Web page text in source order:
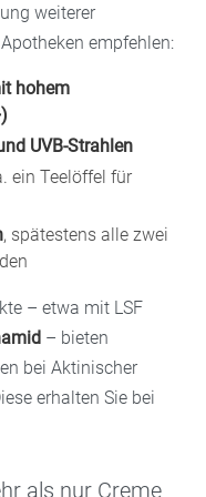
weiterer
empfehlen:
hohem
UVB-Strahlen
ein Teelöffel für
, spätestens alle zwei
– etwa mit LSF
– bieten
bei Aktinischer
erhalten Sie bei
als nur Creme